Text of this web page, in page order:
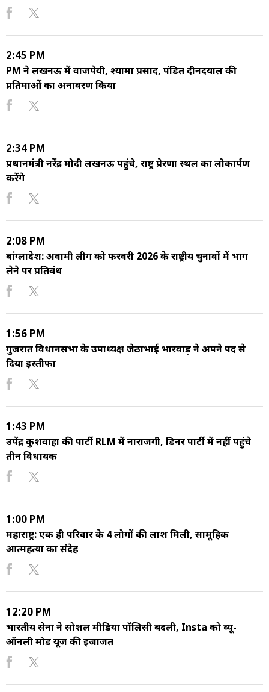
2:45 PM
PM ने लखनऊ में वाजपेयी, श्यामा प्रसाद, पंडित दीनदयाल की
प्रतिमाओं का अनावरण किया
2:34 PM
प्रधानमंत्री नरेंद्र मोदी लखनऊ पहुंचे, राष्ट्र प्रेरणा स्थल का लोकार्पण
करेंगे
2:08 PM
बांग्लादेश: अवामी लीग को फरवरी 2026 के राष्ट्रीय चुनावों में भाग
लेने पर प्रतिबंध
1:56 PM
गुजरात विधानसभा के उपाध्यक्ष जेठाभाई भारवाड़ ने अपने पद से
दिया इस्तीफा
1:43 PM
उपेंद्र कुशवाहा की पार्टी RLM में नाराजगी, डिनर पार्टी में नहीं पहुंचे
तीन विधायक
1:00 PM
महाराष्ट्र: एक ही परिवार के 4 लोगों की लाश मिली, सामूहिक
आत्महत्या का संदेह
12:20 PM
भारतीय सेना ने सोशल मीडिया पॉलिसी बदली, Insta को व्यू-
ऑनली मोड यूज की इजाजत